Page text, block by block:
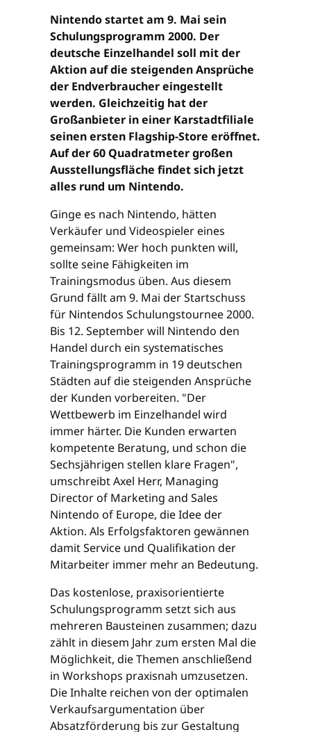
Nintendo startet am 9. Mai sein
Schulungsprogramm 2000. Der
deutsche Einzelhandel soll mit der
Aktion auf die steigenden Ansprüche
der Endverbraucher eingestellt
werden. Gleichzeitig hat der
Großanbieter in einer Karstadtfiliale
seinen ersten Flagship-Store eröffnet.
Auf der 60 Quadratmeter großen
Ausstellungsfläche findet sich jetzt
alles rund um Nintendo.
Ginge es nach Nintendo, hätten
Verkäufer und Videospieler eines
gemeinsam: Wer hoch punkten will,
sollte seine Fähigkeiten im
Trainingsmodus üben. Aus diesem
Grund fällt am 9. Mai der Startschuss
für Nintendos Schulungstournee 2000.
Bis 12. September will Nintendo den
Handel durch ein systematisches
Trainingsprogramm in 19 deutschen
Städten auf die steigenden Ansprüche
der Kunden vorbereiten. "Der
Wettbewerb im Einzelhandel wird
immer härter. Die Kunden erwarten
kompetente Beratung, und schon die
Sechsjährigen stellen klare Fragen",
umschreibt Axel Herr, Managing
Director of Marketing and Sales
Nintendo of Europe, die Idee der
Aktion. Als Erfolgsfaktoren gewännen
damit Service und Qualifikation der
Mitarbeiter immer mehr an Bedeutung.
Das kostenlose, praxisorientierte
Schulungsprogramm setzt sich aus
mehreren Bausteinen zusammen; dazu
zählt in diesem Jahr zum ersten Mal die
Möglichkeit, die Themen anschließend
in Workshops praxisnah umzusetzen.
Die Inhalte reichen von der optimalen
Verkaufsargumentation über
Absatzförderung bis zur Gestaltung